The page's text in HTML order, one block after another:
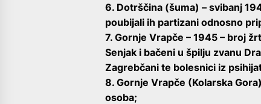
6. Dotrščina (šuma) – svibanj
poubijali ih partizani odnosno
7. Gornje Vrapče – 1945 – broj
Senjak i bačeni u špilju zvanu
Zagrebčani te bolesnici iz
8. Gornje Vrapče (Kolarska
osoba;